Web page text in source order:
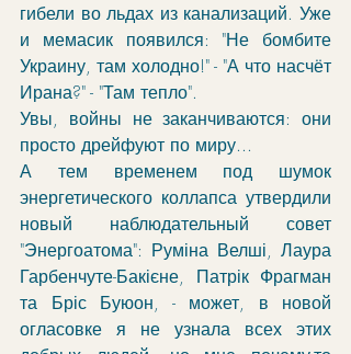
гибели во льдах из канализаций. Уже
и мемасик появился: "Не бомбите
Украину, там холодно!" - "А что насчёт
Ирана?" - "Там тепло".
Увы, войны не заканчиваются: они
просто дрейфуют по миру...
А тем временем под шумок
энергетического коллапса утвердили
новый наблюдательный совет
"Энергоатома": Руміна Велші, Лаура
Гарбенчуте-Бакієне, Патрік Фрагман
та Бріс Буюон, - может, в новой
огласовке я не узнала всех этих